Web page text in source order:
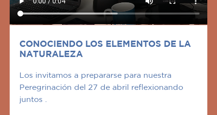
CONOCIENDO LOS ELEMENTOS DE LA
NATURALEZA
Los invitamos a prepararse para nuestra
Peregrinación del 27 de abril reflexionando
juntos .